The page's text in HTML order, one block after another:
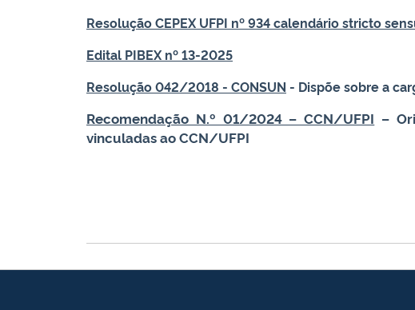
Resolução CEPEX UFPI nº 934 calendário stricto
Edital PIBEX nº 13-2025
Resolução 042/2018 - CONSUN - Dispõe sobre a
Recomendação N.º 01/2024 – CCN/UFPI –
vinculadas ao CCN/UFPI